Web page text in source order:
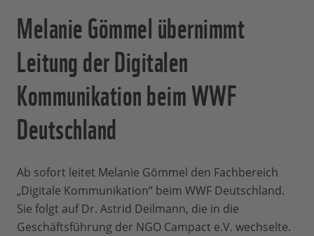
Melanie Gömmel übernimmt
Leitung der Digitalen
Kommunikation beim WWF
Deutschland
Ab sofort leitet Melanie Gömmel den Fachbereich
„Digitale Kommunikation“ beim WWF Deutschland.
Sie folgt auf Dr. Astrid Deilmann, die in die
Geschäftsführung der NGO Campact e.V. wechselte.